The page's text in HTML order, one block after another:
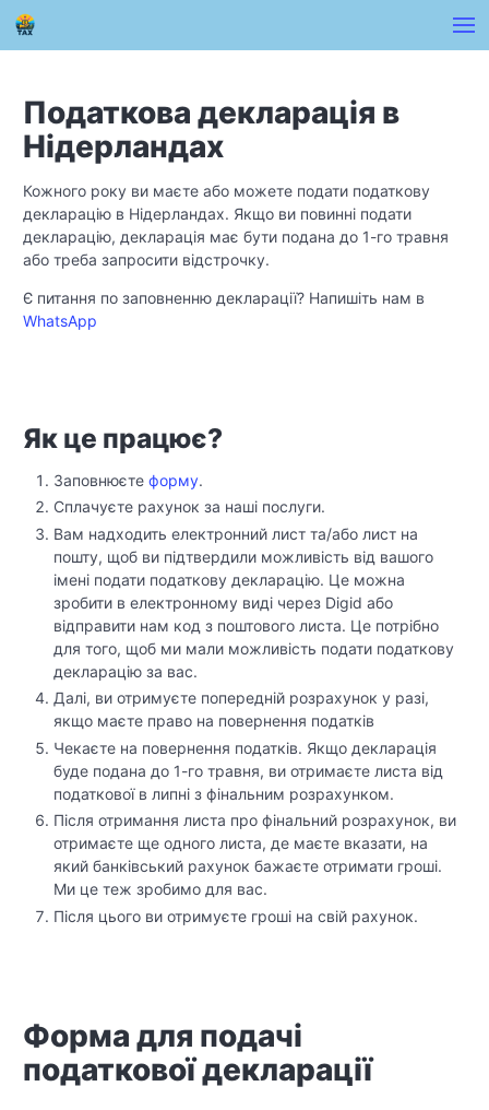
Податкова декларація в
Нідерландах
Кожного року ви маєте або можете подати податкову
декларацію в Нідерландах. Якщо ви повинні подати
декларацію, декларація має бути подана до 1-го травня
або треба запросити відстрочку.
Є питання по заповненню декларації? Напишіть нам в
WhatsApp
Як це працює?
Заповнюєте форму.
Сплачуєте рахунок за наші послуги.
Вам надходить електронний лист та/або лист на
пошту, щоб ви підтвердили можливість від вашого
імені подати податкову декларацію. Це можна
зробити в електронному виді через Digid або
відправити нам код з поштового листа. Це потрібно
для того, щоб ми мали можливість подати податкову
декларацію за вас.
Далі, ви отримуєте попередній розрахунок у разі,
якщо маєте право на повернення податків
Чекаєте на повернення податків. Якщо декларація
буде подана до 1-го травня, ви отримаєте листа від
податкової в липні з фінальним розрахунком.
Після отримання листа про фінальний розрахунок, ви
отримаєте ще одного листа, де маєте вказати, на
який банківський рахунок бажаєте отримати гроші.
Ми це теж зробимо для вас.
Після цього ви отримуєте гроші на свій рахунок.
Форма для подачі
податкової декларації